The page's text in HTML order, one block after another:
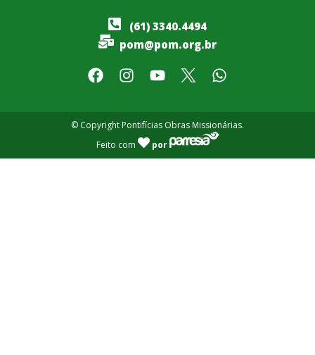
(61) 3340.4494
pom@pom.org.br
© Copyright Pontifícias Obras Missionárias.
Feito com
por